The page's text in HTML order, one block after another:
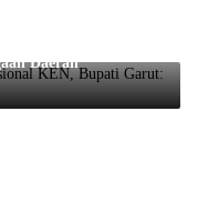
KEN, Bupati
Daerah